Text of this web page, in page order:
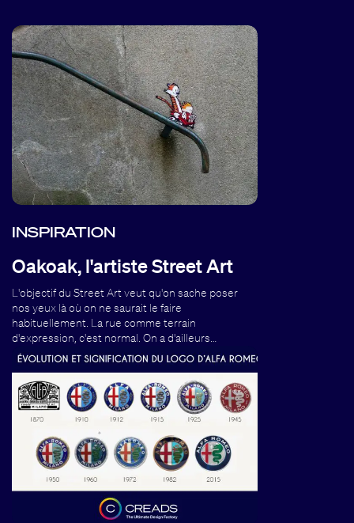
INSPIRATION
Oakoak, l'artiste Street Art
L'objectif du Street Art veut qu'on sache poser
nos yeux là où on ne saurait le faire
habituellement. La rue comme terrain
d'expression, c'est normal. On a d'ailleurs…